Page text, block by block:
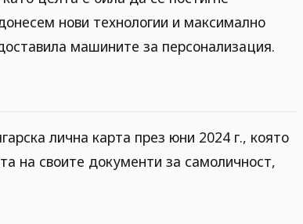
нови технологии и максимално
машините за персонализация.
лична карта през юни 2024 г., която
на своите документи за самоличност,